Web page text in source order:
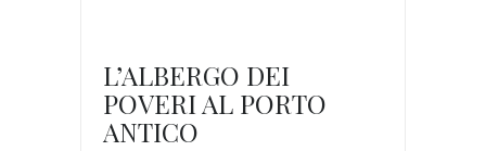
L’ALBERGO DEI
POVERI AL PORTO
ANTICO